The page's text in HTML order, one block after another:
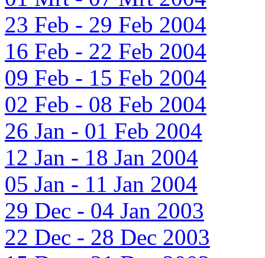
23 Feb - 29 Feb 2004
16 Feb - 22 Feb 2004
09 Feb - 15 Feb 2004
02 Feb - 08 Feb 2004
26 Jan - 01 Feb 2004
12 Jan - 18 Jan 2004
05 Jan - 11 Jan 2004
29 Dec - 04 Jan 2003
22 Dec - 28 Dec 2003